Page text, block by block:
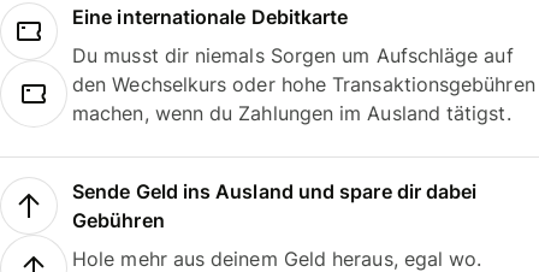
Eine internationale Debitkarte
Du musst dir niemals Sorgen um Aufschläge auf
den Wechselkurs oder hohe Transaktionsgebühren
machen, wenn du Zahlungen im Ausland tätigst.
Sende Geld ins Ausland und spare dir dabei
Gebühren
Hole mehr aus deinem Geld heraus, egal wo.